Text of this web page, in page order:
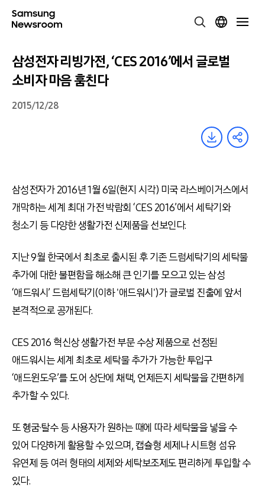
삼성전자 리빙가전, ‘CES 2016’에서 글로벌
소비자 마음 훔친다
2015/12/28
삼성전자가 2016년 1월 6일(현지 시각) 미국 라스베이거스에서
개막하는 세계 최대 가전 박람회 ‘CES 2016’에서 세탁기와
청소기 등 다양한 생활가전 신제품을 선보인다.
지난 9월 한국에서 최초로 출시된 후 기존 드럼세탁기의 세탁물
추가에 대한 불편함을 해소해 큰 인기를 모으고 있는 삼성
‘애드워시’ 드럼세탁기(이하 '애드워시')가 글로벌 진출에 앞서
본격적으로 공개된다.
CES 2016 혁신상 생활가전 부문 수상 제품으로 선정된
애드워시는 세계 최초로 세탁물 추가가 가능한 투입구
‘애드윈도우’를 도어 상단에 채택, 언제든지 세탁물을 간편하게
추가할 수 있다.
또 헹굼·탈수 등 사용자가 원하는 때에 따라 세탁물을 넣을 수
있어 다양하게 활용할 수 있으며, 캡슐형 세제나 시트형 섬유
유연제 등 여러 형태의 세제와 세탁보조제도 편리하게 투입할 수
있다.